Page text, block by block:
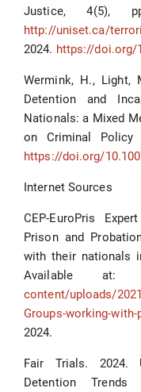
Justice, 4(5),
http://uniset.ca/
2024. https://doi.org/
Wermink, H., Light,
Detention and
Nationals: a Mixed
on Criminal Policy
https://doi.org/
Internet Sources
CEP-EuroPris
Prison and
with their nationals
Available at:
content/uploads/
Groups-working-
2024.
Fair Trials. 2024.
Detention